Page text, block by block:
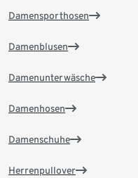
Damensporthosen
Damenblusen
Damenunterwäsche
Damenhosen
Damenschuhe
Herrenpullover